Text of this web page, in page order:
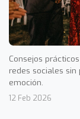
Consejos
redes sociales
emoción.
12 Feb 2026